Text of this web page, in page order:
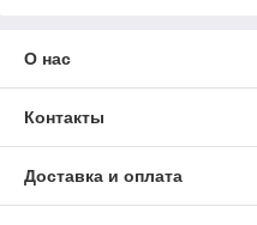
О нас
Контакты
Доставка и оплата